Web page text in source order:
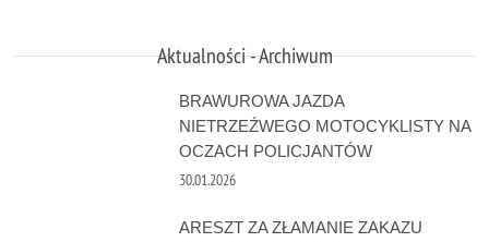
Aktualności - Archiwum
BRAWUROWA JAZDA
NIETRZEŹWEGO MOTOCYKLISTY NA
OCZACH POLICJANTÓW
30.01.2026
ARESZT ZA ZŁAMANIE ZAKAZU